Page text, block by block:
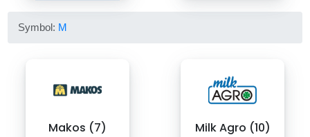
Symbol: M
Makos (7) Milk Agro (10)